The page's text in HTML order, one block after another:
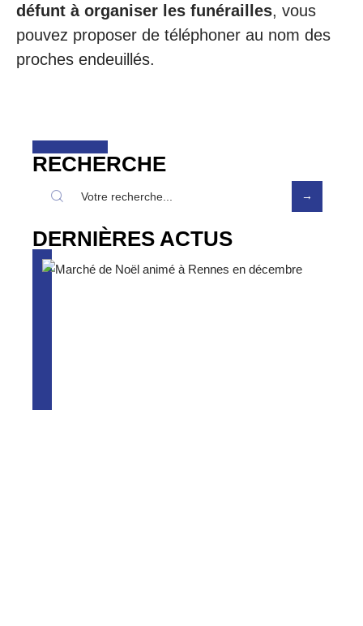
défunt à organiser les funérailles, vous
pouvez proposer de téléphoner au nom des
proches endeuillés.
RECHERCHE
DERNIÈRES ACTUS